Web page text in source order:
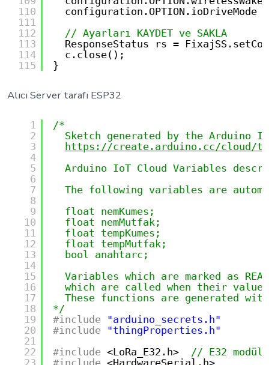
110
111
112
113
114
115
configuration.OPTION.ioDriveMode
// Ayarları KAYDET ve SAKLA
ResponseStatus rs =
c.close();
}
Alıcı Server tarafı ESP32
1
2
3
4
5
6
7
8
9
10
11
12
13
14
15
16
17
18
19
20
21
22
/*
Sketch generated by the Arduino
https://create.arduino.cc/cloud/
Arduino IoT Cloud Variables
The following variables are
float nemKumes;
float nemMutfak;
float tempKumes;
float tempMutfak;
bool anahtarc;
Variables which are marked as
which are called when their
These functions are generated
*/
#include
"arduino_secrets.h"
#include
"thingProperties.h"
#include <LoRa_E32.h>
// E32